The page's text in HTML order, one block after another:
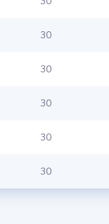
30
30
30
30
30